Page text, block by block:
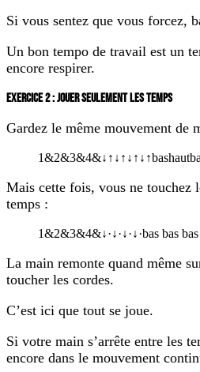
Si vous sentez que vous forcez,
Un bon tempo de travail est un
encore respirer.
EXERCICE 2 : JOUER SEULEMENT LES TEMPS
Gardez le même mouvement de
1&2&3&4&↓ ↑ ↓ ↑ ↓ ↑ ↓ ↑bashaut
Mais cette fois, vous ne touchez
temps :
1&2&3&4&↓·↓·↓·↓·bas bas bas
La main remonte quand même
toucher les cordes.
C’est ici que tout se joue.
Si votre main s’arrête entre les
encore dans le mouvement